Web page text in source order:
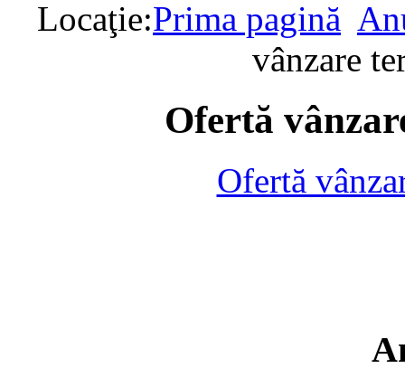
Locaţie:Prima pagină
vânzare
Ofertă
Ofertă